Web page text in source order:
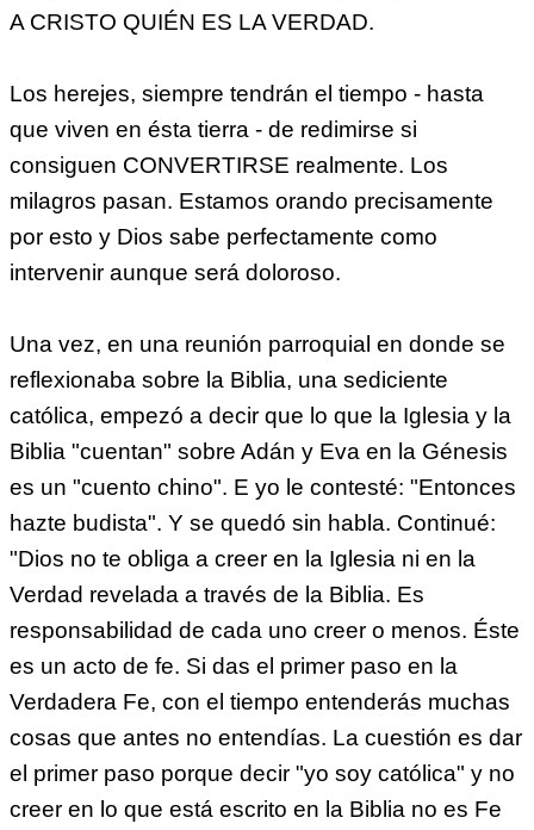
A CRISTO QUIÉN ES LA VERDAD.
Los herejes, siempre tendrán el tiempo - hasta
que viven en ésta tierra - de redimirse si
consiguen CONVERTIRSE realmente. Los
milagros pasan. Estamos orando precisamente
por esto y Dios sabe perfectamente como
intervenir aunque será doloroso.
Una vez, en una reunión parroquial en donde se
reflexionaba sobre la Biblia, una sediciente
católica, empezó a decir que lo que la Iglesia y la
Biblia "cuentan" sobre Adán y Eva en la Génesis
es un "cuento chino". E yo le contesté: "Entonces
hazte budista". Y se quedó sin habla. Continué:
"Dios no te obliga a creer en la Iglesia ni en la
Verdad revelada a través de la Biblia. Es
responsabilidad de cada uno creer o menos. Éste
es un acto de fe. Si das el primer paso en la
Verdadera Fe, con el tiempo entenderás muchas
cosas que antes no entendías. La cuestión es dar
el primer paso porque decir "yo soy católica" y no
creer en lo que está escrito en la Biblia no es Fe